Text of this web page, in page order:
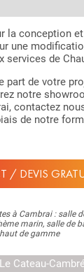
la conception
une
services de
part de votre
notre
contactez
de notre
/ DEVIS
à Cambrai : salle
marin, salle de
de gamme
Le Cateau-